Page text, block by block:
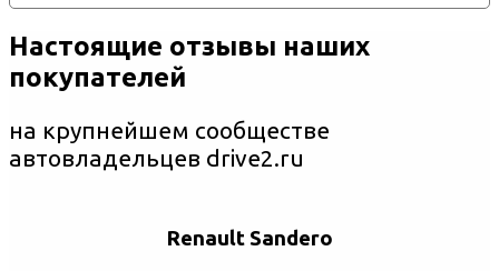
Настоящие отзывы наших
покупателей
на крупнейшем сообществе
автовладельцев drive2.ru
Renault Sandero